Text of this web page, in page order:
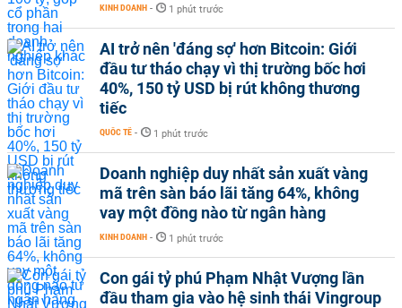
KINH DOANH - 1 phút trước
AI trở nên 'đáng sợ' hơn Bitcoin: Giới
đầu tư tháo chạy vì thị trường bốc hơi
40%, 150 tỷ USD bị rút không thương
tiếc
QUỐC TẾ - 1 phút trước
Doanh nghiệp duy nhất sản xuất vàng
mã trên sàn báo lãi tăng 64%, không
vay một đồng nào từ ngân hàng
KINH DOANH - 1 phút trước
Con gái tỷ phú Phạm Nhật Vượng lần
đầu tham gia vào hệ sinh thái Vingroup